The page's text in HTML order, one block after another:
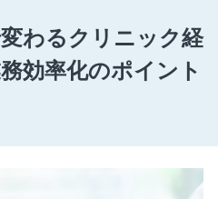
わるクリニック経
効率化のポイント